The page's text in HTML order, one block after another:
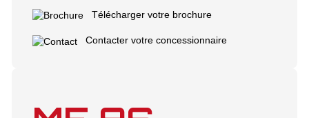
Télécharger votre brochure
Contacter votre concessionnaire